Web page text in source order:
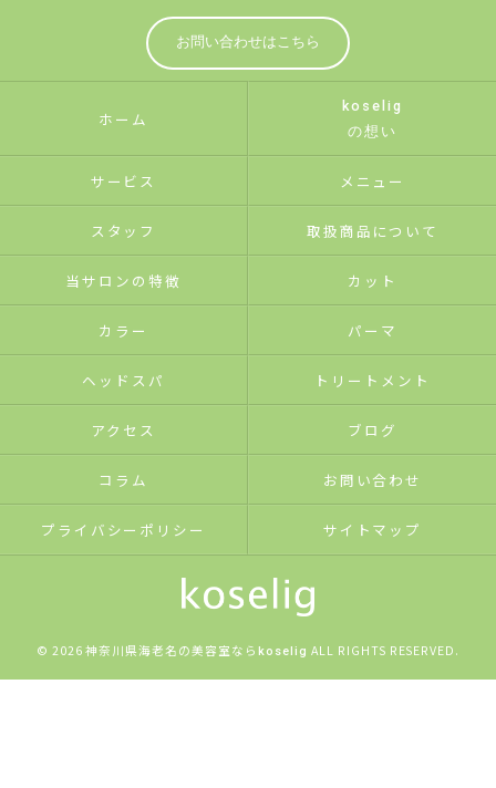
お問い合わせはこちら
ホーム
koselig
の想い
サービス メニュー
スタッフ 取扱商品について
当サロンの特徴 カット
カラー パーマ
ヘッドスパ トリートメント
アクセス ブログ
コラム お問い合わせ
プライバシーポリシー サイトマップ
© 2026 神奈川県海老名の美容室ならkoselig ALL RIGHTS RESERVED.